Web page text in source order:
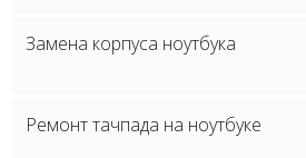
Замена корпуса ноутбука
Ремонт тачпада на ноутбуке